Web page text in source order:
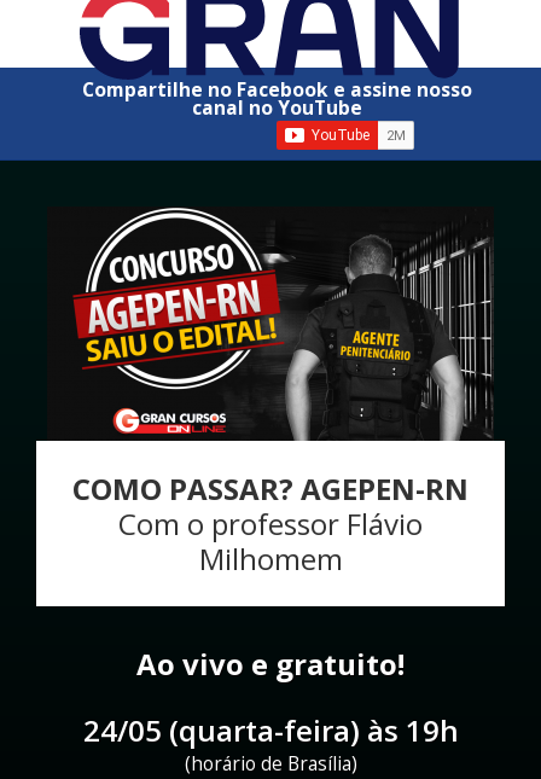
Compartilhe no Facebook e assine nosso
canal no YouTube
COMO PASSAR? AGEPEN-RN
Com o professor Flávio
Milhomem
Ao vivo e gratuito!
24/05 (quarta-feira) às 19h
(horário de Brasília)